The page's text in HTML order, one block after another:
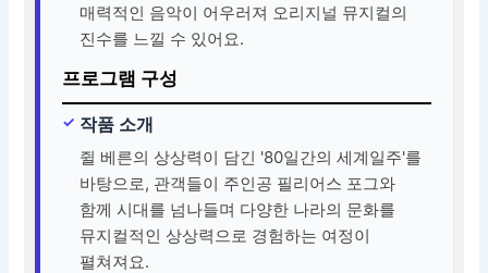
매력적인 음악이 어우러져 오리지널 뮤지컬의
진수를 느낄 수 있어요.
프로그램 구성
작품 소개
쥘 베른의 상상력이 담긴 '80일간의 세계일주'를
바탕으로, 관객들이 주인공 필리어스 포그와
함께 시대를 넘나들며 다양한 나라의 문화를
뮤지컬적인 상상력으로 경험하는 여정이
펼쳐져요.